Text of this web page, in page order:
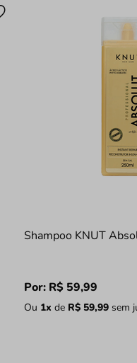
Shampoo KNUT
Por: R$ 59,99
Ou 1x de R$ 59,99 sem